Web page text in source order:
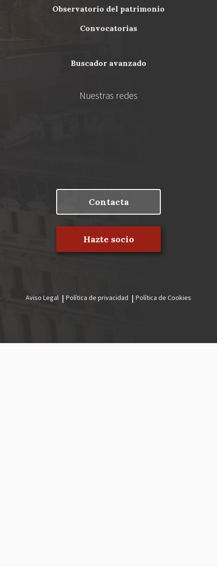
Menu observatorio del patrimonio
convocatorias
buscador avanzado
Nuestras redes
Contacta
Hazte socio
legal
Aviso Legal Política de privacidad Política de Cookies